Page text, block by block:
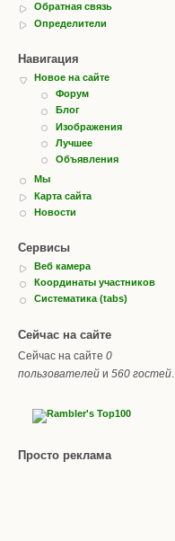
Обратная связь
Определители
Навигация
Новое на сайте
Форум
Блог
Изображения
Лучшее
Объявления
Мы
Карта сайта
Новости
Сервисы
Веб камера
Координаты участников
Систематика (tabs)
Сейчас на сайте
Сейчас на сайте 0
пользователей и 560 гостей.
Просто реклама